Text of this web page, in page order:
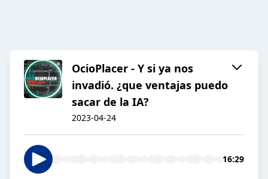
OcioPlacer - Y si ya nos
invadió. ¿que ventajas puedo
sacar de la IA?
2023-04-24
16:29